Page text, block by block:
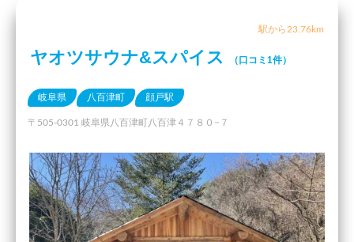
駅から23.76km
ヤオツサウナ&スパイス （口コミ1件）
岐阜県 八百津町 顔戸駅
〒505-0301 岐阜県八百津町八百津４７８０−７